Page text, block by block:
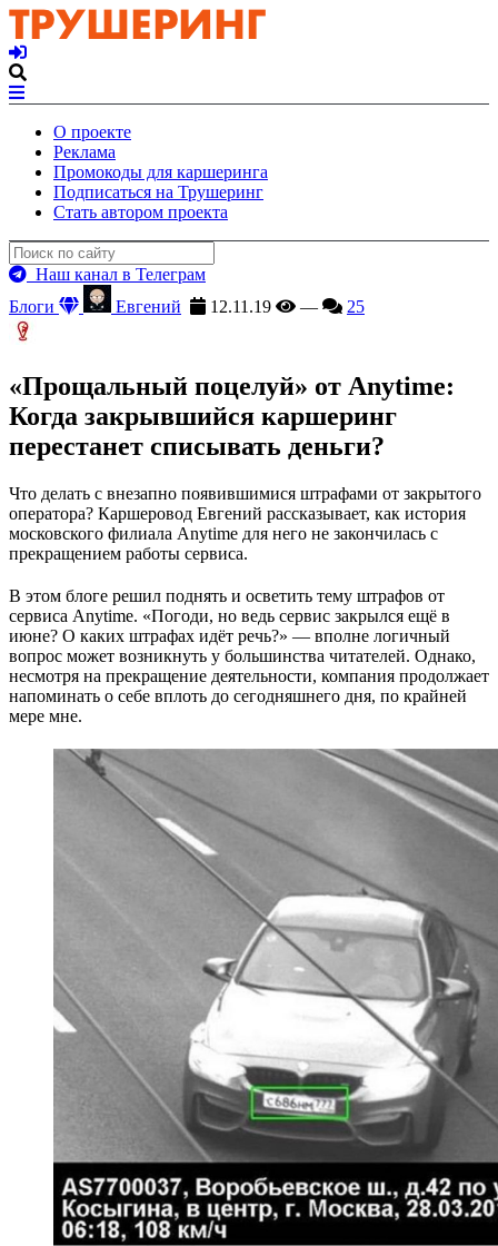
О проекте
Реклама
Промокоды для каршеринга
Подписаться на Трушеринг
Стать автором проекта
Наш канал в Телеграм
Блоги
Евгений 12.11.19 — 25
«Прощальный поцелуй» от Anytime:
Когда закрывшийся каршеринг
перестанет списывать деньги?
Что делать с внезапно появившимися штрафами от закрытого
оператора? Каршеровод Евгений рассказывает, как история
московского филиала Anytime для него не закончилась с
прекращением работы сервиса.
В этом блоге решил поднять и осветить тему штрафов от
сервиса Anytime. «Погоди, но ведь сервис закрылся ещё в
июне? О каких штрафах идёт речь?» — вполне логичный
вопрос может возникнуть у большинства читателей. Однако,
несмотря на прекращение деятельности, компания продолжает
напоминать о себе вплоть до сегодняшнего дня, по крайней
мере мне.